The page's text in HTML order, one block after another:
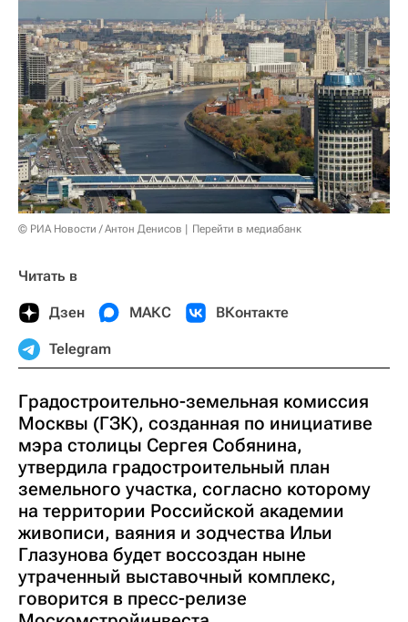
© РИА Новости / Антон Денисов Перейти в медиабанк
Читать в
Дзен МАКС ВКонтакте
Telegram
Градостроительно-земельная комиссия
Москвы (ГЗК), созданная по инициативе
мэра столицы Сергея Собянина,
утвердила градостроительный план
земельного участка, согласно которому
на территории Российской академии
живописи, ваяния и зодчества Ильи
Глазунова будет воссоздан ныне
утраченный выставочный комплекс,
говорится в пресс-релизе